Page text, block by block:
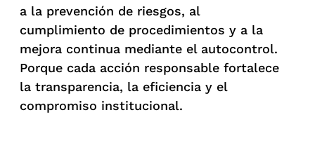
a la prevención de riesgos, al
cumplimiento de procedimientos y a la
mejora continua mediante el autocontrol.
Porque cada acción responsable fortalece
la transparencia, la eficiencia y el
compromiso institucional.